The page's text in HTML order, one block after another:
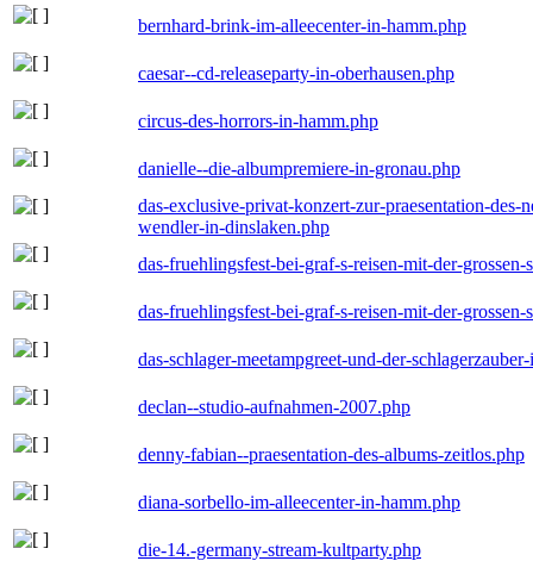
bernhard-brink-im-alleecenter-in-hamm.php
caesar--cd-releaseparty-in-oberhausen.php
circus-des-horrors-in-hamm.php
danielle--die-albumpremiere-in-gronau.php
das-exclusive-privat-konzert-zur-praesentation-
wendler-in-dinslaken.php
das-fruehlingsfest-bei-graf-s-reisen-mit-der-
das-fruehlingsfest-bei-graf-s-reisen-mit-der-
das-schlager-meetampgreet-und-der-
declan--studio-aufnahmen-2007.php
denny-fabian--praesentation-des-albums-zeitlos.php
diana-sorbello-im-alleecenter-in-hamm.php
die-14.-germany-stream-kultparty.php